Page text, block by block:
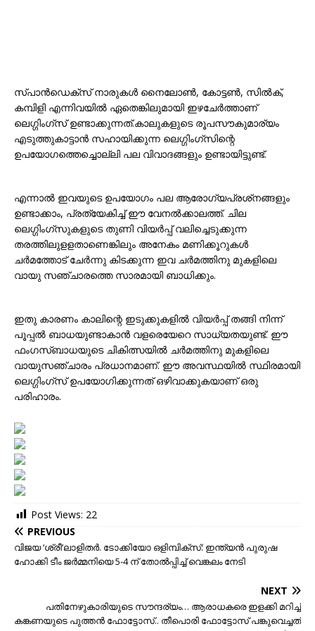
സ്പാന്‍ഡെക്‌സ് നാരുകള്‍ നൈലോണ്‍, കോട്ടണ്‍, സില്‍ക്,
കമ്പിളി എന്നിവയില്‍ ഏതെങ്കിലുമായി ഇഴചേര്‍ത്താണ്
ലെഗ്ഗിംഗ്‌സ് ഉണ്ടാക്കുന്നത്.കാലുകളുടെ രൂപസൗകുമാര്യം
എടുത്തുകാട്ടാന്‍ സഹായിക്കുന്ന ലെഗ്ഗിംഗ്‌സിന്റെ
ഉപയോഗത്തെച്ചൊല്ലി പല വിവാദങ്ങളും ഉണ്ടായിട്ടുണ്ട്.
എന്നാല്‍ ഇവയുടെ ഉപയോഗം പല ആരോഗ്യപ്രശ്‌നങ്ങളും
ഉണ്ടാക്കാം, പ്രത്യേകിച്ച് ഈ വേനല്‍ക്കാലത്ത്. ചില
ലെഗ്ഗിംഗ്‌സുകളുടെ തുണി വിയര്‍പ്പ് വലിച്ചെടുക്കുന്ന
തരത്തിലുളളതാണെങ്കിലും അനേകം മണിക്കൂറുകള്‍
ചര്‍മത്തോട് ചേര്‍ന്നു കിടക്കുന്ന ഇവ ചര്‍മത്തിനു മുകളിലെ
വായു സഞ്ചാരത്തെ സാരമായി ബാധിക്കും.
ഇതു കാരണം കാലിന്റെ ഇടുക്കുകളില്‍ വിയര്‍പ്പ് തങ്ങി നിന്ന്
പൂപ്പല്‍ ബാധയുണ്ടാകാന്‍ വളരെയേറെ സാധ്യതയുണ്ട്. ഈ
ഫംഗസ്ബാധയുടെ ചികിത്സയില്‍ ചര്‍മത്തിനു മുകളിലെ
വായുസഞ്ചാരം പ്രധാനമാണ്. ഈ അവസ്ഥയില്‍ സ്ഥിരമായി
ലെഗ്ഗിംഗ്‌സ് ഉപയോഗിക്കുന്നത് ഒഴിവാക്കുകയാണ് ഒരു
പരിഹാരം.
Post Views: 22
PREVIOUS
വിജയ ‘ശ്രീ’ലാളിതര്‍. ടോക്കിയോ ഒളിമ്പിക്സ്: ഇന്ത്യൻ പുരുഷ
ഹോക്കി ടീം ജർമ്മനിയെ 5-4 ന് തോൽപ്പിച്ച് വെങ്കലം നേടി
NEXT
പതിനേഴുകാരിയുടെ സൗന്ദര്യം… ആരാധകരെ ഇളക്കി മറിച്ച്
കങ്കണയുടെ പുത്തന്‍ ഫോട്ടോസ്.. തീപൊരി ഫോട്ടോസ് പങ്കുവെച്ചത്